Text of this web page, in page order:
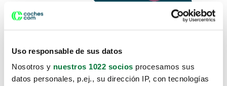
Uso responsable de sus datos
Nosotros y nuestros 1022 socios procesamos sus
datos personales, p.ej., su dirección IP, con tecnologías